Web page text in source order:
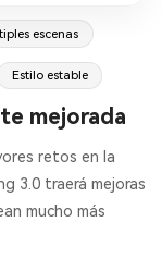
Estilo estable
mejorada
retos en la
3.0 traerá mejoras
mucho más
escenas